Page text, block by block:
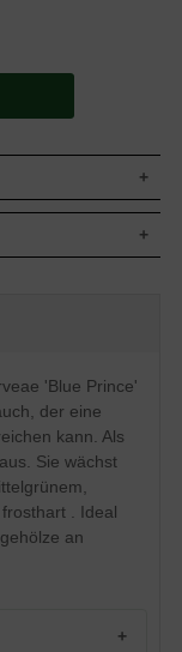
mit weichen
glänzend, bis
'Blue Prince'
der eine
kann. Als
Sie wächst
. Ideal
an